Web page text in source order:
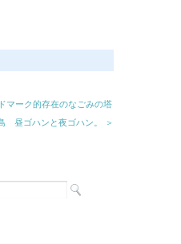
マーク的存在のなごみの塔
昼ゴハンと夜ゴハン。 ＞